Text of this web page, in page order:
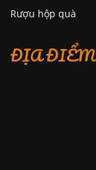
Rượu hộp quà
ĐỊA ĐIỂM